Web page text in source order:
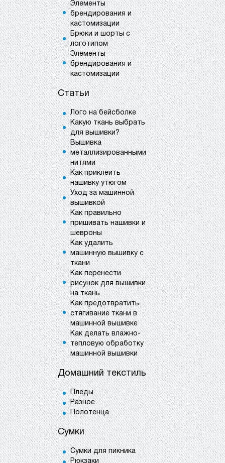
Элементы
брендирования и
кастомизации
Брюки и шорты с
логотипом
Элементы
брендирования и
кастомизации
Статьи
Лого на бейсболке
Какую ткань выбрать
для вышивки?
Вышивка
металлизированными
нитями
Как приклеить
нашивку утюгом
Уход за машинной
вышивкой
Как правильно
пришивать нашивки и
шевроны
Как удалить
машинную вышивку с
ткани
Как перенести
рисунок для вышивки
на ткань
Как предотвратить
стягивание ткани в
машинной вышивке
Как делать влажно-
тепловую обработку
машинной вышивки
Домашний текстиль
Пледы
Разное
Полотенца
Сумки
Сумки для пикника
Рюкзаки